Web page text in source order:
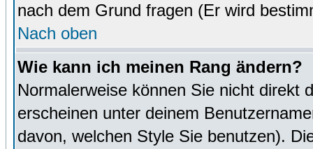
nach dem Grund fragen (Er wird
Nach oben
Wie kann ich meinen Rang ändern?
Normalerweise können Sie nicht direkt
erscheinen unter deinem
davon, welchen Style Sie benutzen).